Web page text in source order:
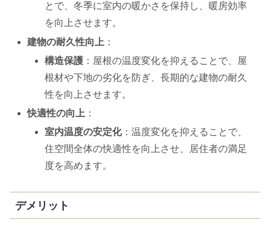
とで、冬季に室内の暖かさを保持し、暖房効率
を向上させます。
建物の耐久性向上 ：
構造保護 ：屋根の温度変化を抑えることで、屋
根材や下地の劣化を防ぎ、長期的な建物の耐久
性を向上させます。
快適性の向上 ：
室内温度の安定化：温度変化を抑えることで、
住空間全体の快適性を向上させ、居住者の満足
度を高めます。
デメリット